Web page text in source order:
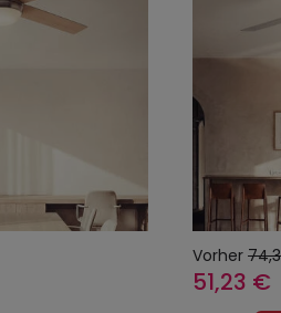
Vorher
51,23 €